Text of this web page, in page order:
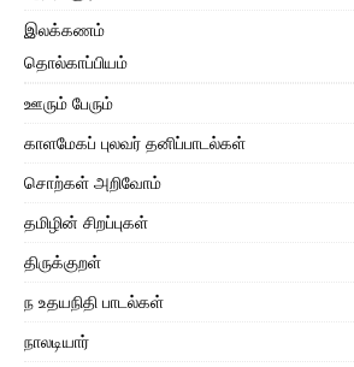
இலக்கணம்
தொல்காப்பியம்
ஊரும் பேரும்
காளமேகப் புலவர் தனிப்பாடல்கள்
சொற்கள் அறிவோம்
தமிழின் சிறப்புகள்
திருக்குறள்
ந உதயநிதி பாடல்கள்
நாலடியார்